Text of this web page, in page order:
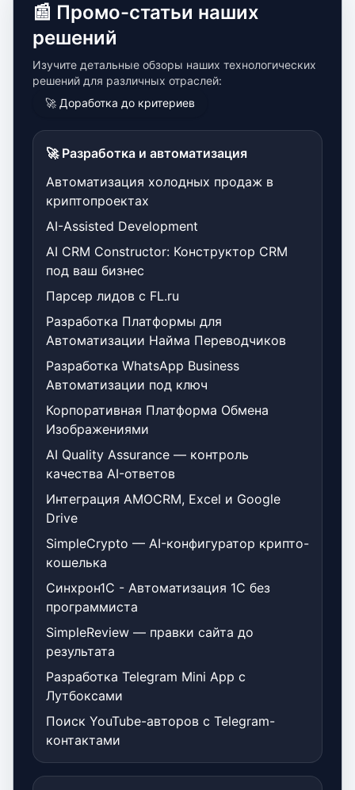
📰 Промо-статьи наших
решений
Изучите детальные обзоры наших технологических
решений для различных отраслей:
🚀 Доработка до критериев
🚀 Разработка и автоматизация
Автоматизация холодных продаж в
криптопроектах
AI-Assisted Development
AI CRM Constructor: Конструктор CRM
под ваш бизнес
Парсер лидов с FL.ru
Разработка Платформы для
Автоматизации Найма Переводчиков
Разработка WhatsApp Business
Автоматизации под ключ
Корпоративная Платформа Обмена
Изображениями
AI Quality Assurance — контроль
качества AI-ответов
Интеграция AMOCRM, Excel и Google
Drive
SimpleCrypto — AI-конфигуратор крипто-
кошелька
Синхрон1С - Автоматизация 1С без
программиста
SimpleReview — правки сайта до
результата
Разработка Telegram Mini App с
Лутбоксами
Поиск YouTube-авторов с Telegram-
контактами